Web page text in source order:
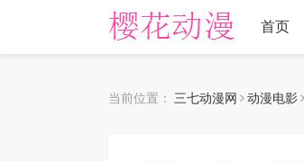
首页
当前位置： 三七动漫网 动漫电影